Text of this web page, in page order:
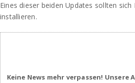
Eines dieser beiden Updates sollten
installieren.
Keine News mehr verpassen! Unsere